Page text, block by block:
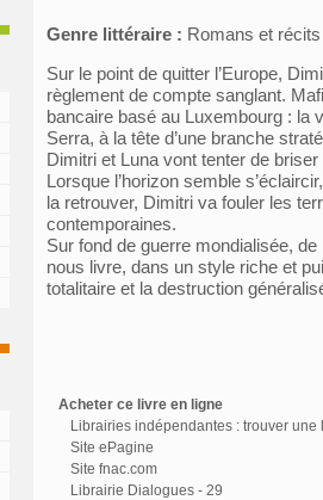
Genre littéraire : Romans et récits
Sur le point de quitter l’Europe,
règlement de compte sanglant.
bancaire basé au Luxembourg : la
Serra, à la tête d’une branche
Dimitri et Luna vont tenter de
Lorsque l’horizon semble
la retrouver, Dimitri va fouler les
contemporaines.
Sur fond de guerre mondialisée,
nous livre, dans un style riche et
totalitaire et la destruction
Acheter ce livre en ligne
Librairies indépendantes : trouver une
Site ePagine
Site fnac.com
Librairie Dialogues - 29